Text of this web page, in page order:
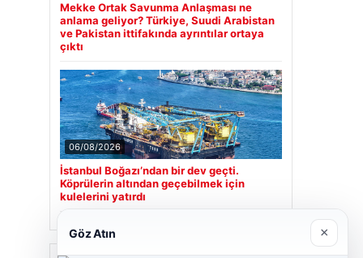
Mekke Ortak Savunma Anlaşması ne
anlama geliyor? Türkiye, Suudi Arabistan
ve Pakistan ittifakında ayrıntılar ortaya
çıktı
06/08/2026
İstanbul Boğazı’ndan bir dev geçti.
Köprülerin altından geçebilmek için
kulelerini yatırdı
Göz Atın ×